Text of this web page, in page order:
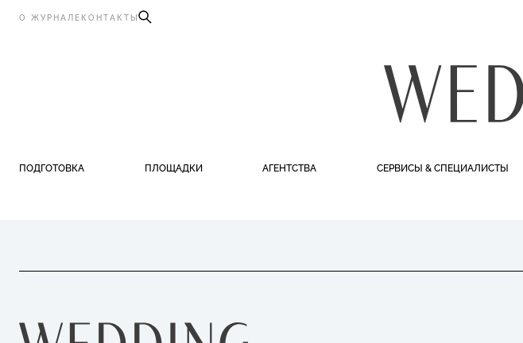
О ЖУРНАЛЕ КОНТАКТЫ
ПОДГОТОВКА ПЛОЩАДКИ АГЕНТСТВА СЕРВИСЫ & СПЕЦИАЛИСТЫ